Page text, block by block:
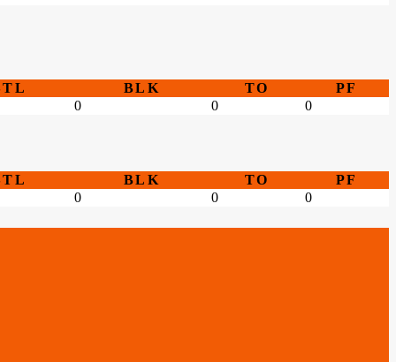
BLK TO
PF
0 0 0
BLK TO
PF
0 0 0